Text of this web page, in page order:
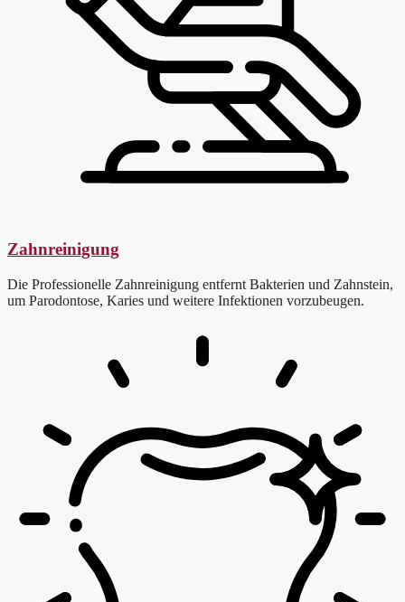
Zahnreinigung
Die Professionelle Zahnreinigung entfernt Bakterien und Zahnstein,
um Parodontose, Karies und weitere Infektionen vorzubeugen.